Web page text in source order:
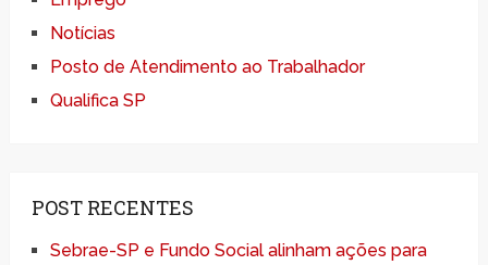
Notícias
Posto de Atendimento ao Trabalhador
Qualifica SP
POST RECENTES
Sebrae-SP e Fundo Social alinham ações para